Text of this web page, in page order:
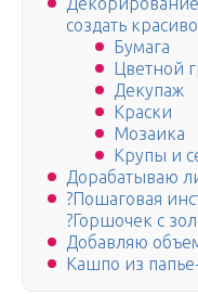
создать
Бумага
Цветной
Декупаж
Краски
Мозаика
Крупы и
Дорабатываю
?Пошаговая
?Горшочек с
Добавляю
Кашпо из